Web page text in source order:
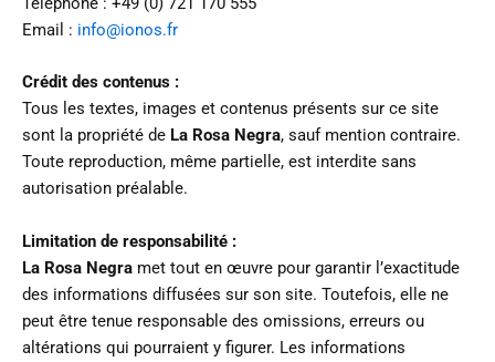
Email : info@ionos.fr
Crédit des contenus :
Tous les textes, images et contenus présents sur ce site
sont la propriété de La Rosa Negra, sauf mention contraire.
Toute reproduction, même partielle, est interdite sans
autorisation préalable.
Limitation de responsabilité :
La Rosa Negra met tout en œuvre pour garantir l’exactitude
des informations diffusées sur son site. Toutefois, elle ne
peut être tenue responsable des omissions, erreurs ou
altérations qui pourraient y figurer. Les informations